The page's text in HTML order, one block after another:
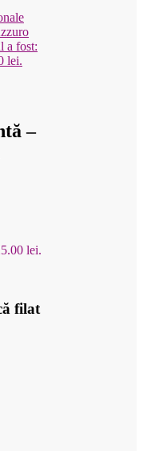
a fost:
lei.
–
lei.
filat